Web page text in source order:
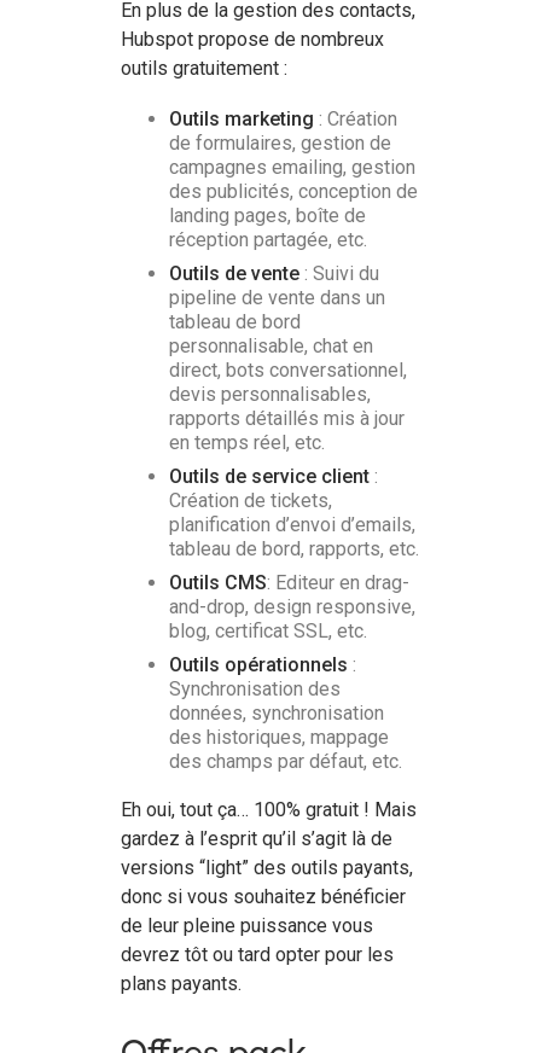
En plus de la gestion des contacts,
Hubspot propose de nombreux
outils gratuitement :
Outils marketing : Création
de formulaires, gestion de
campagnes emailing, gestion
des publicités, conception de
landing pages, boîte de
réception partagée, etc.
Outils de vente : Suivi du
pipeline de vente dans un
tableau de bord
personnalisable, chat en
direct, bots conversationnel,
devis personnalisables,
rapports détaillés mis à jour
en temps réel, etc.
Outils de service client :
Création de tickets,
planification d’envoi d’emails,
tableau de bord, rapports, etc.
Outils CMS: Editeur en drag-
and-drop, design responsive,
blog, certificat SSL, etc.
Outils opérationnels :
Synchronisation des
données, synchronisation
des historiques, mappage
des champs par défaut, etc.
Eh oui, tout ça… 100% gratuit ! Mais
gardez à l’esprit qu’il s’agit là de
versions “light” des outils payants,
donc si vous souhaitez bénéficier
de leur pleine puissance vous
devrez tôt ou tard opter pour les
plans payants.